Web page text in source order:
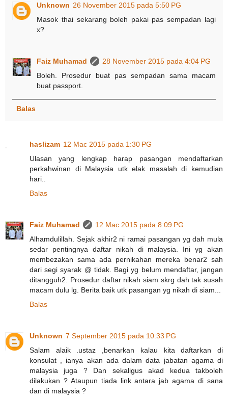
Unknown 26 November 2015 pada 5:50 PG
Masok thai sekarang boleh pakai pas sempadan lagi
x?
Faiz Muhamad
28 November 2015 pada 4:04 PG
Boleh. Prosedur buat pas sempadan sama macam
buat passport.
Balas
haslizam 12 Mac 2015 pada 1:30 PG
Ulasan yang lengkap harap pasangan mendaftarkan
perkahwinan di Malaysia utk elak masalah di kemudian
hari..
Balas
Faiz Muhamad
12 Mac 2015 pada 8:09 PG
Alhamdulillah. Sejak akhir2 ni ramai pasangan yg dah mula
sedar pentingnya daftar nikah di malaysia. Ini yg akan
membezakan sama ada pernikahan mereka benar2 sah
dari segi syarak @ tidak. Bagi yg belum mendaftar, jangan
ditangguh2. Prosedur daftar nikah siam skrg dah tak susah
macam dulu lg. Berita baik utk pasangan yg nikah di siam...
Balas
Unknown 7 September 2015 pada 10:33 PG
Salam alaik .ustaz ,benarkan kalau kita daftarkan di
konsulat , ianya akan ada dalam data jabatan agama di
malaysia juga ? Dan sekaligus akad kedua takboleh
dilakukan ? Ataupun tiada link antara jab agama di sana
dan di malaysia ?